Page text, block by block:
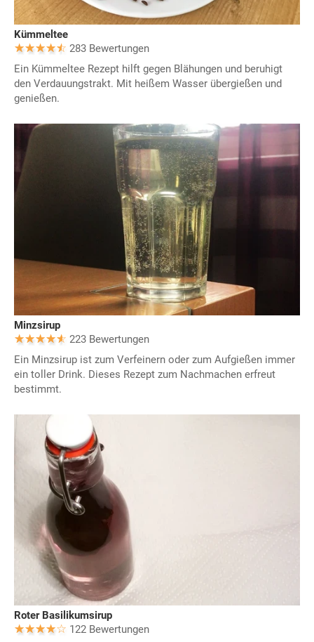
Kümmeltee
283 Bewertungen
Ein Kümmeltee Rezept hilft gegen Blähungen und beruhigt
den Verdauungstrakt. Mit heißem Wasser übergießen und
genießen.
Minzsirup
223 Bewertungen
Ein Minzsirup ist zum Verfeinern oder zum Aufgießen immer
ein toller Drink. Dieses Rezept zum Nachmachen erfreut
bestimmt.
Roter Basilikumsirup
122 Bewertungen